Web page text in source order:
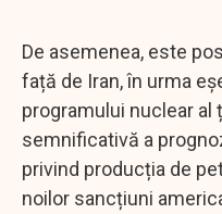
De asemenea, este
față de Iran, în urma
programului nuclear al
semnificativă a
privind producția de
noilor sancțiuni